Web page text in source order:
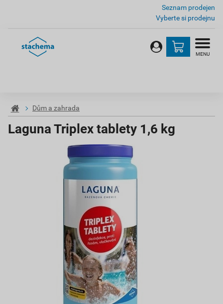
Seznam prodejen
Vyberte si prodejnu
MENU
Dům a zahrada
Laguna Triplex tablety 1,6 kg